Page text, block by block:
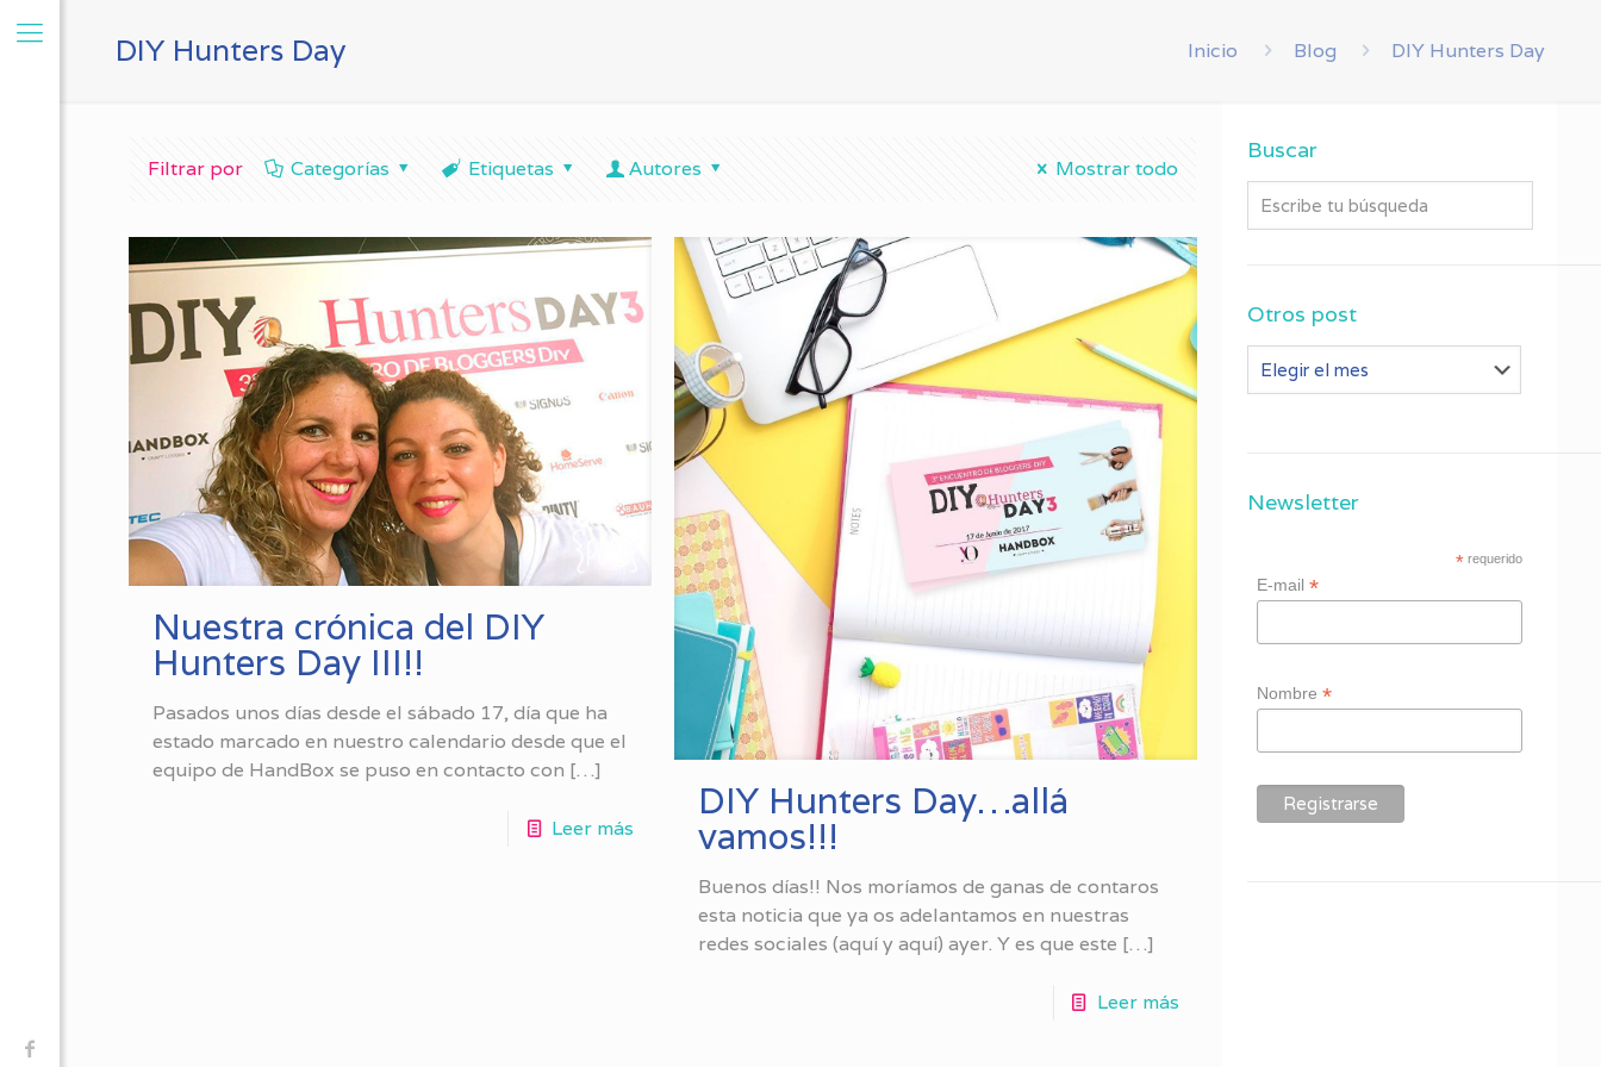
DIY Hunters Day Inicio Blog DIY Hunters Day
Filtrar por Categorías Etiquetas Autores Mostrar todo
Nuestra crónica del DIY
Hunters Day III!!
Pasados unos días desde el sábado 17, día que ha
estado marcado en nuestro calendario desde que el
equipo de HandBox se puso en contacto con […]
Leer más
DIY Hunters Day…allá
vamos!!!
Buenos días!! Nos moríamos de ganas de contaros
esta noticia que ya os adelantamos en nuestras
redes sociales (aquí y aquí) ayer. Y es que este […]
Leer más
Buscar
Otros post
Otros
Newsletter
*requerido
E-mail *
Nombre *